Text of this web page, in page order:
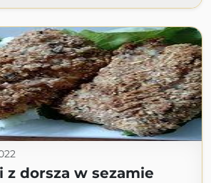
z dorsza w sezamie